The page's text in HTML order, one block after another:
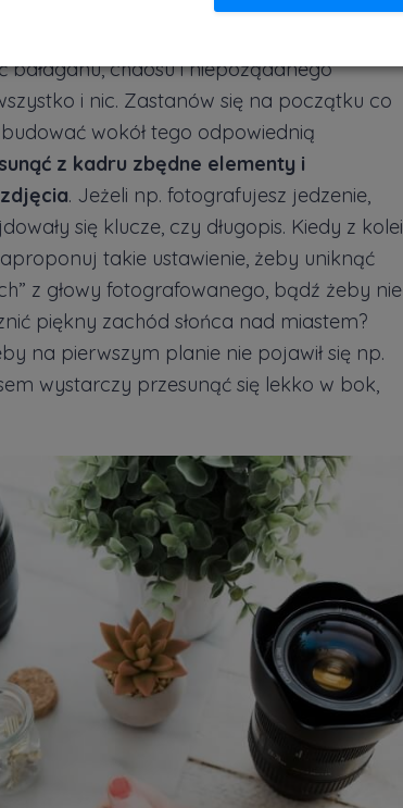
chaosu i niepożądanego
i nic. Zastanów się na początku co
wokół tego odpowiednią
z kadru zbędne elementy i
. Jeżeli np. fotografujesz jedzenie,
się klucze, czy długopis. Kiedy z kolei
takie ustawienie, żeby uniknąć
z głowy fotografowanego, bądź żeby nie
piękny zachód słońca nad miastem?
na pierwszym planie nie pojawił się np.
wystarczy przesunąć się lekko w bok,